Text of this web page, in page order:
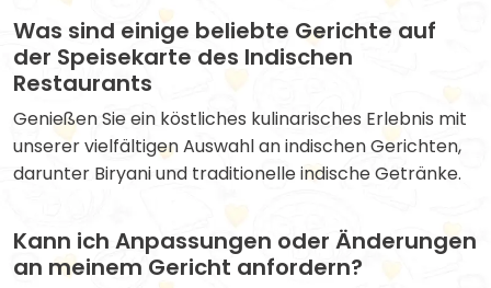
Was sind einige beliebte Gerichte auf
der Speisekarte des Indischen
Restaurants
Genießen Sie ein köstliches kulinarisches Erlebnis mit
unserer vielfältigen Auswahl an indischen Gerichten,
darunter Biryani und traditionelle indische Getränke.
Kann ich Anpassungen oder Änderungen
an meinem Gericht anfordern?